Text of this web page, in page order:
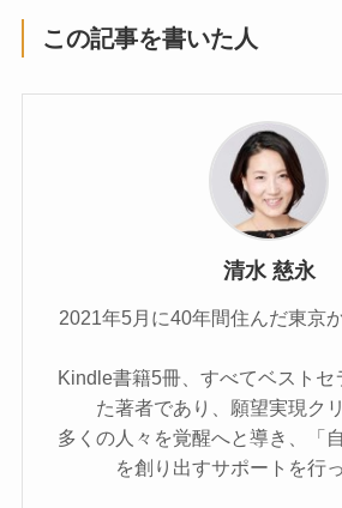
この記事を書いた人
清水 慈永
2021年5⽉に40年間住んだ東京
Kindle書籍5冊、すべてベストセ
た著者であり、願望実現ク
多くの人々を覚醒へと導き、「
を創り出すサポートを行